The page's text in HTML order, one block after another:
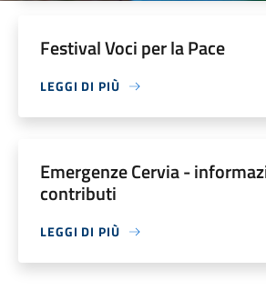
Festival Voci per la Pace
LEGGI DI PIÙ
Emergenze Cervia -
contributi
LEGGI DI PIÙ